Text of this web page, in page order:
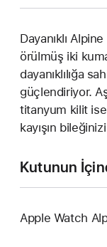
Dayanıklı
örülmüş iki
dayanıklılığa
güçlendiriyor.
titanyum kilit
kayışın
Kutunun
Apple Watch